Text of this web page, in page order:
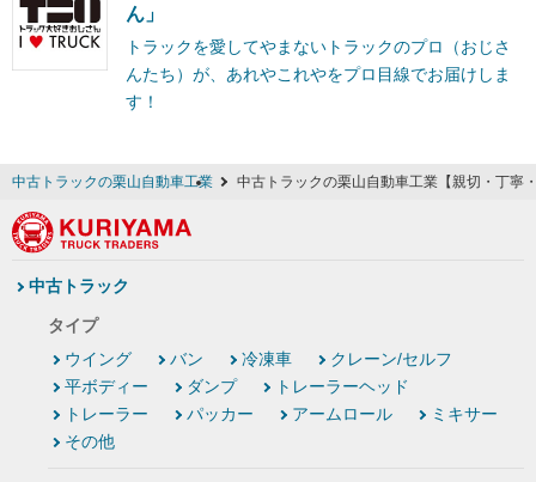
ん」
トラックを愛してやまないトラックのプロ（おじさ
んたち）が、あれやこれやをプロ目線でお届けしま
す！
中古トラックの栗山自動車工業 中古トラックの栗山自動車工業【親切・丁寧
中古トラック
タイプ
ウイング
バン 冷凍車
クレーン/セルフ
平ボディー
ダンプ
トレーラーヘッド
トレーラー
パッカー アームロール
ミキサー
その他